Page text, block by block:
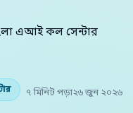
এআই কল সেন্টার
৭ মিনিট পড়া২৬ জুন ২০২৬